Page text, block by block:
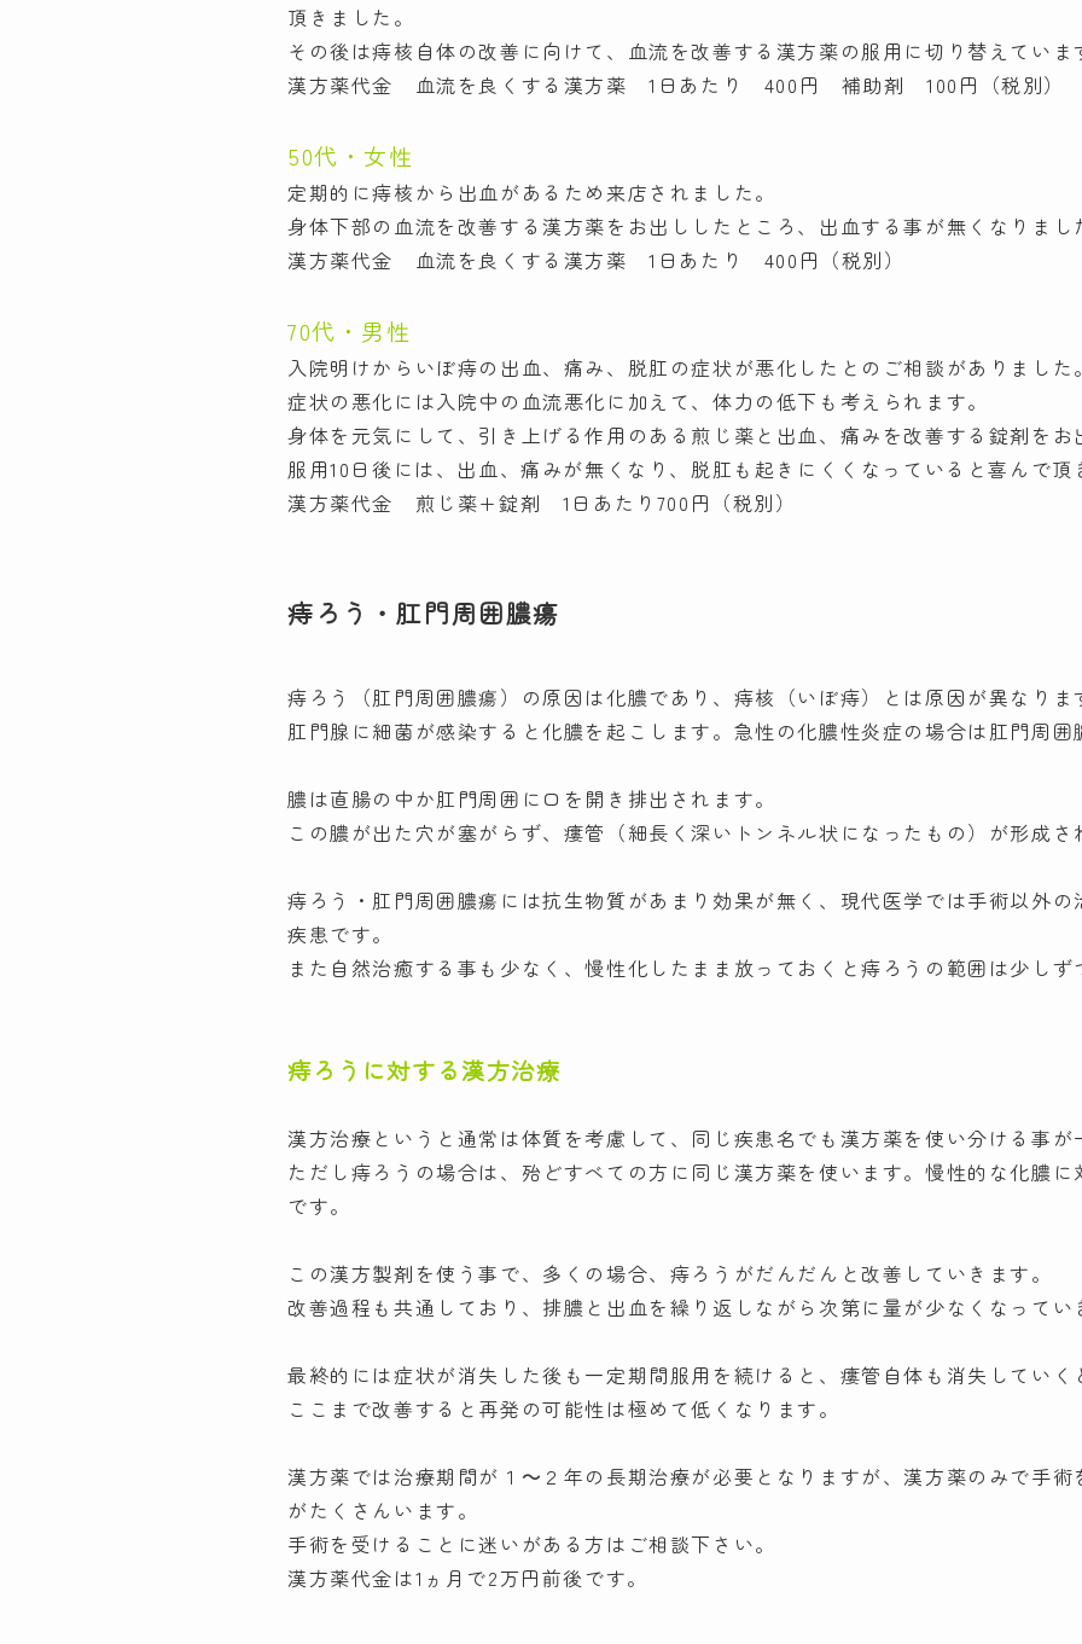
頂きました。
その後は痔核自体の改善に向けて、血流を改善する漢方薬の服用に切り替えていま
漢方薬代金 血流を良くする漢方薬 1日あたり 400円 補助剤 100円（税別）
50代・女性
定期的に痔核から出血があるため来店されました。
身体下部の血流を改善する漢方薬をお出ししたところ、出血する事が無くなりまし
漢方薬代金 血流を良くする漢方薬 1日あたり 400円（税別）
70代・男性
入院明けからいぼ痔の出血、痛み、脱肛の症状が悪化したとのご相談がありました。
症状の悪化には入院中の血流悪化に加えて、体力の低下も考えられます。
身体を元気にして、引き上げる作用のある煎じ薬と出血、痛みを改善する錠剤をお
服用10日後には、出血、痛みが無くなり、脱肛も起きにくくなっていると喜んで頂
漢方薬代金 煎じ薬+錠剤 1日あたり700円（税別）
痔ろう・肛門周囲膿瘍
痔ろう（肛門周囲膿瘍）の原因は化膿であり、痔核（いぼ痔）とは原因が異なりま
肛門腺に細菌が感染すると化膿を起こします。急性の化膿性炎症の場合は肛門周囲
膿は直腸の中か肛門周囲に口を開き排出されます。
この膿が出た穴が塞がらず、瘻管（細長く深いトンネル状になったもの）が形成さ
痔ろう・肛門周囲膿瘍には抗生物質があまり効果が無く、現代医学では手術以外
疾患です。
また自然治癒する事も少なく、慢性化したまま放っておくと痔ろうの範囲は少しず
痔ろうに対する漢方治療
漢方治療というと通常は体質を考慮して、同じ疾患名でも漢方薬を使い分ける事が
ただし痔ろうの場合は、殆どすべての方に同じ漢方薬を使います。慢性的な化膿
です。
この漢方製剤を使う事で、多くの場合、痔ろうがだんだんと改善していきます。
改善過程も共通しており、排膿と出血を繰り返しながら次第に量が少なくなってい
最終的には症状が消失した後も一定期間服用を続けると、瘻管自体も消失していく
ここまで改善すると再発の可能性は極めて低くなります。
漢方薬では治療期間が１～２年の長期治療が必要となりますが、漢方薬のみで手
がたくさんいます。
手術を受けることに迷いがある方はご相談下さい。
漢方薬代金は1ヵ月で2万円前後です。